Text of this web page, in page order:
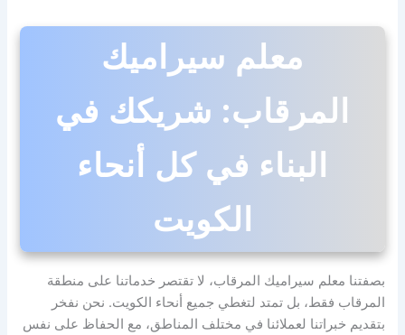
معلم سيراميك
المرقاب: شريكك في
البناء في كل أنحاء
الكويت
بصفتنا معلم سيراميك المرقاب، لا تقتصر خدماتنا على منطقة
المرقاب فقط، بل تمتد لتغطي جميع أنحاء الكويت. نحن نفخر
بتقديم خبراتنا لعملائنا في مختلف المناطق، مع الحفاظ على نفس